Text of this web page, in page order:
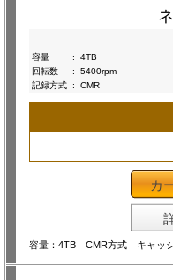
容量
:
4TB
回転数
:
5400rpm
記録方式 : CMR
カ
容量：4TB CMR方式 キャッ